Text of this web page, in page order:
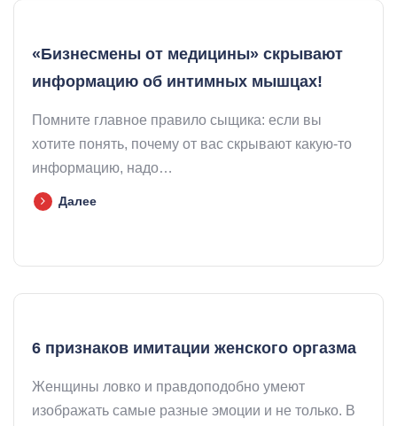
«Бизнесмены от медицины» скрывают
информацию об интимных мышцах!
Помните главное правило сыщика: если вы
хотите понять, почему от вас скрывают какую-то
информацию, надо…
Далее
6 признаков имитации женского оргазма
Женщины ловко и правдоподобно умеют
изображать самые разные эмоции и не только. В